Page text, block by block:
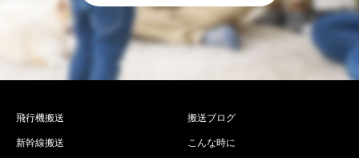
飛行機搬送
新幹線搬送
搬送ブログ
こんな時に